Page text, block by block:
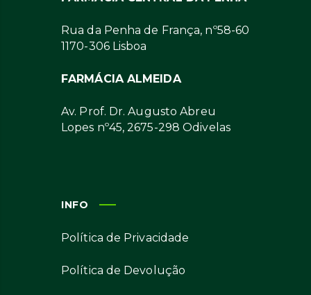
Rua da Penha de França, nº58-60
1170-306 Lisboa
FARMÁCIA ALMEIDA
Av. Prof. Dr. Augusto Abreu
Lopes nº45, 2675-298 Odivelas
INFO
Política de Privacidade
Política de Devolução